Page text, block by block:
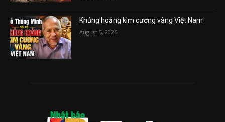
Khủng hoảng kim cương vàng Việt Nam
August 5, 2026